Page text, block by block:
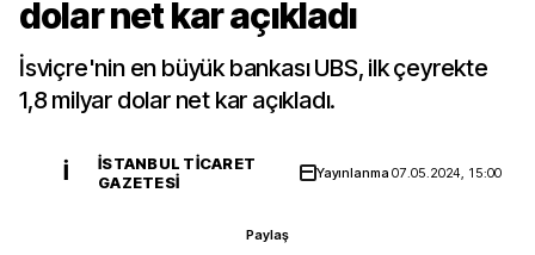
dolar net kar açıkladı
İsviçre'nin en büyük bankası UBS, ilk çeyrekte
1,8 milyar dolar net kar açıkladı.
İ
İSTANBUL TICARET
GAZETESI
Yayınlanma07.05.2024, 15:00
Paylaş